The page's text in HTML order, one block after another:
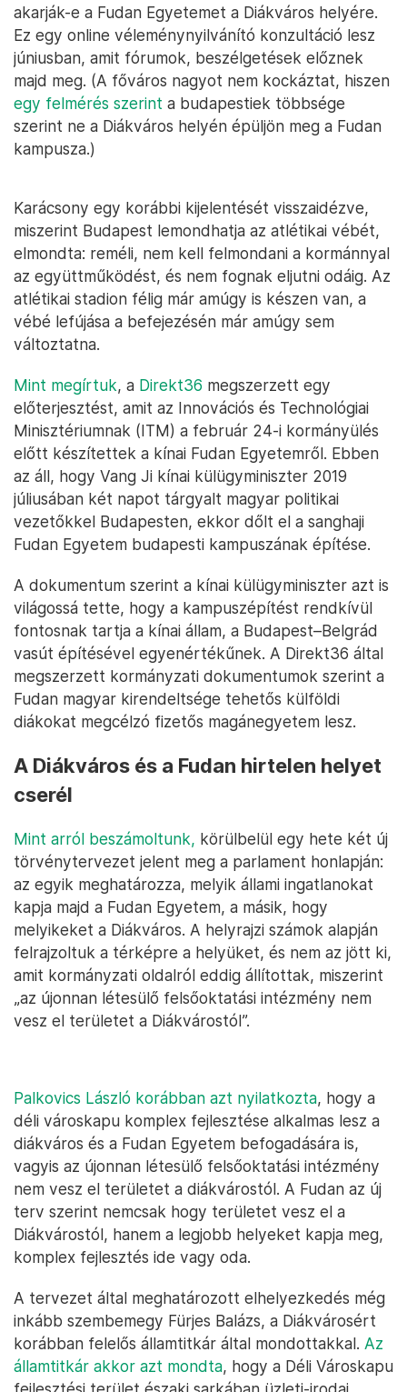
akarják-e a Fudan Egyetemet a Diákváros helyére.
Ez egy online véleménynyilvánító konzultáció lesz
júniusban, amit fórumok, beszélgetések előznek
majd meg. (A főváros nagyot nem kockáztat, hiszen
egy felmérés szerint a budapestiek többsége
szerint ne a Diákváros helyén épüljön meg a Fudan
kampusza.)
Karácsony egy korábbi kijelentését visszaidézve,
miszerint Budapest lemondhatja az atlétikai vébét,
elmondta: reméli, nem kell felmondani a kormánnyal
az együttműködést, és nem fognak eljutni odáig. Az
atlétikai stadion félig már amúgy is készen van, a
vébé lefújása a befejezésén már amúgy sem
változtatna.
Mint megírtuk, a Direkt36 megszerzett egy
előterjesztést, amit az Innovációs és Technológiai
Minisztériumnak (ITM) a február 24-i kormányülés
előtt készítettek a kínai Fudan Egyetemről. Ebben
az áll, hogy Vang Ji kínai külügyminiszter 2019
júliusában két napot tárgyalt magyar politikai
vezetőkkel Budapesten, ekkor dőlt el a sanghaji
Fudan Egyetem budapesti kampuszának építése.
A dokumentum szerint a kínai külügyminiszter azt is
világossá tette, hogy a kampuszépítést rendkívül
fontosnak tartja a kínai állam, a Budapest–Belgrád
vasút építésével egyenértékűnek. A Direkt36 által
megszerzett kormányzati dokumentumok szerint a
Fudan magyar kirendeltsége tehetős külföldi
diákokat megcélzó fizetős magánegyetem lesz.
A Diákváros és a Fudan hirtelen helyet
cserél
Mint arról beszámoltunk, körülbelül egy hete két új
törvénytervezet jelent meg a parlament honlapján:
az egyik meghatározza, melyik állami ingatlanokat
kapja majd a Fudan Egyetem, a másik, hogy
melyikeket a Diákváros. A helyrajzi számok alapján
felrajzoltuk a térképre a helyüket, és nem az jött ki,
amit kormányzati oldalról eddig állítottak, miszerint
„az újonnan létesülő felsőoktatási intézmény nem
vesz el területet a Diákvárostól”.
Palkovics László korábban azt nyilatkozta, hogy a
déli városkapu komplex fejlesztése alkalmas lesz a
diákváros és a Fudan Egyetem befogadására is,
vagyis az újonnan létesülő felsőoktatási intézmény
nem vesz el területet a diákvárostól. A Fudan az új
terv szerint nemcsak hogy területet vesz el a
Diákvárostól, hanem a legjobb helyeket kapja meg,
komplex fejlesztés ide vagy oda.
A tervezet által meghatározott elhelyezkedés még
inkább szembemegy Fürjes Balázs, a Diákvárosért
korábban felelős államtitkár által mondottakkal. Az
államtitkár akkor azt mondta, hogy a Déli Városkapu